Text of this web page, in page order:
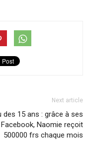
Next article
des 15 ans : grâce à ses
Naomie reçoit
500000 frs chaque mois